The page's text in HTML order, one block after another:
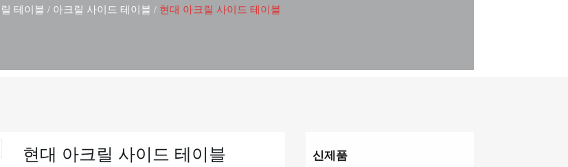
테이블 / 아크릴 사이드 테이블 / 현대 아크릴 사이드 테이블
현대 아크릴 사이드 테이블 신제품